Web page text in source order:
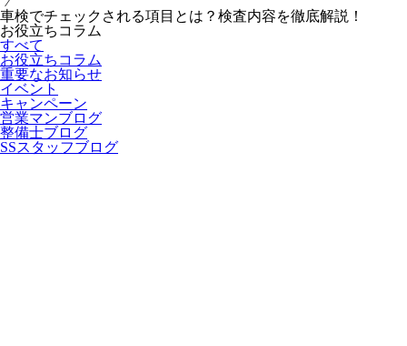
車検でチェックされる項目とは？検査内容を徹底解説！
お役立ちコラム
すべて
お役立ちコラム
重要なお知らせ
イベント
キャンペーン
営業マンブログ
整備士ブログ
SSスタッフブログ